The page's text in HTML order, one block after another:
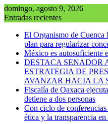
Saltar
al
domingo, agosto 9, 2026
Entradas recientes
El Organismo de Cuenca
plan para regularizar
México es autosuficiente
DESTACA SENADOR
ESTRATEGIA DE
AVANZAR HACIA LA
Fiscalía de Oaxaca
detiene a dos personas
Con ciclo de
ética y la transparencia